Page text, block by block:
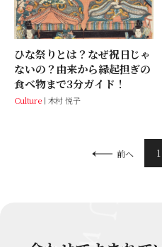
ひな祭りとは？なぜ祝日じゃ
ないの？由来から縁起担ぎの
食べ物まで3分ガイド！
Culture 木村 悦子
前へ 1